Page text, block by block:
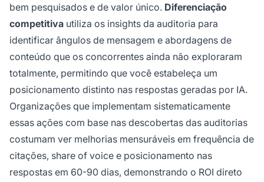
bem pesquisados e de valor único. Diferenciação
competitiva utiliza os insights da auditoria para
identificar ângulos de mensagem e abordagens de
conteúdo que os concorrentes ainda não exploraram
totalmente, permitindo que você estabeleça um
posicionamento distinto nas respostas geradas por IA.
Organizações que implementam sistematicamente
essas ações com base nas descobertas das auditorias
costumam ver melhorias mensuráveis em frequência de
citações, share of voice e posicionamento nas
respostas em 60-90 dias, demonstrando o ROI direto